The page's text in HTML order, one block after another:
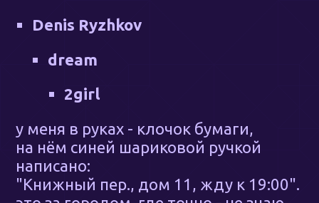
Denis Ryzhkov
dream
2girl
у меня в руках - клочок бумаги,
на нём синей шариковой ручкой
написано:
"Книжный пер., дом 11, жду к 19:00".